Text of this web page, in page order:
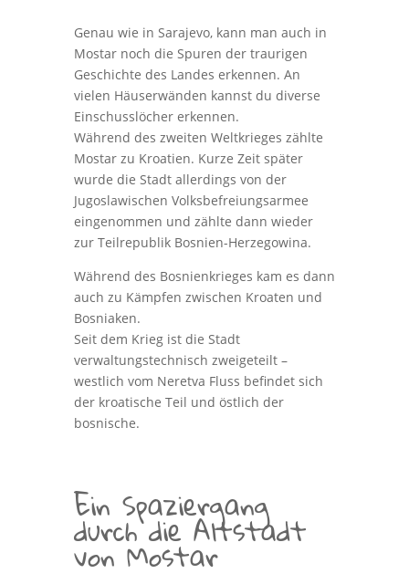
Genau wie in Sarajevo, kann man auch in
Mostar noch die Spuren der traurigen
Geschichte des Landes erkennen. An
vielen Häuserwänden kannst du diverse
Einschusslöcher erkennen.
Während des zweiten Weltkrieges zählte
Mostar zu Kroatien. Kurze Zeit später
wurde die Stadt allerdings von der
Jugoslawischen Volksbefreiungsarmee
eingenommen und zählte dann wieder
zur Teilrepublik Bosnien-Herzegowina.
Während des Bosnienkrieges kam es dann
auch zu Kämpfen zwischen Kroaten und
Bosniaken.
Seit dem Krieg ist die Stadt
verwaltungstechnisch zweigeteilt –
westlich vom Neretva Fluss befindet sich
der kroatische Teil und östlich der
bosnische.
Ein Spaziergang
durch die Altstadt
von Mostar